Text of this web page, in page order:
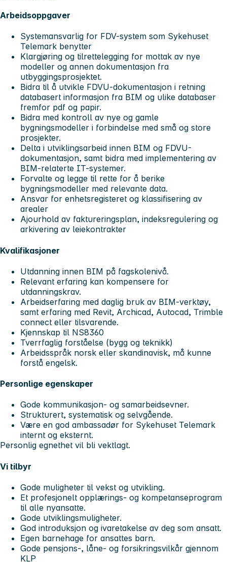
Arbeidsoppgaver
Systemansvarlig for FDV-system som Sykehuset
Telemark benytter
Klargjøring og tilrettelegging for mottak av nye
modeller og annen dokumentasjon fra
utbyggingsprosjektet.
Bidra til å utvikle FDVU-dokumentasjon i retning
databasert informasjon fra BIM og ulike databaser
fremfor pdf og papir.
Bidra med kontroll av nye og gamle
bygningsmodeller i forbindelse med små og store
prosjekter.
Delta i utviklingsarbeid innen BIM og FDVU-
dokumentasjon, samt bidra med implementering av
BIM-relaterte IT-systemer.
Forvalte og legge til rette for å berike
bygningsmodeller med relevante data.
Ansvar for enhetsregisteret og klassifisering av
arealer
Ajourhold av faktureringsplan, indeksregulering og
arkivering av leiekontrakter
Kvalifikasjoner
Utdanning innen BIM på fagskolenivå.
Relevant erfaring kan kompensere for
utdanningskrav.
Arbeidserfaring med daglig bruk av BIM-verktøy,
samt erfaring med Revit, Archicad, Autocad, Trimble
connect eller tilsvarende.
Kjennskap til NS8360
Tverrfaglig forståelse (bygg og teknikk)
Arbeidsspråk norsk eller skandinavisk, må kunne
forstå engelsk.
Personlige egenskaper
Gode kommunikasjon- og samarbeidsevner.
Strukturert, systematisk og selvgående.
Være en god ambassadør for Sykehuset Telemark
internt og eksternt.
Personlig egnethet vil bli vektlagt.
Vi tilbyr
Gode muligheter til vekst og utvikling.
Et profesjonelt opplærings- og kompetanseprogram
til alle nyansatte.
Gode utviklingsmuligheter.
God introduksjon og ivaretakelse av deg som ansatt.
Egen barnehage for ansattes barn.
Gode pensjons-, låne- og forsikringsvilkår gjennom
KLP